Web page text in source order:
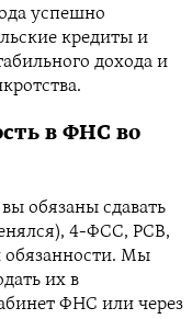
успешно
кредиты и
дохода и
в ФНС во
обязаны сдавать
4-ФСС, РСВ,
обязанности. Мы
их в
ФНС или через